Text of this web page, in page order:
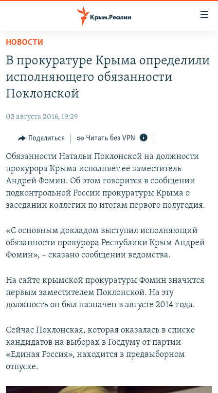
Вернуться
основному
содержанию
Вернутся
главной
навигации
Вернутся
поиску
СПЕЦПРОЕКТЫ
11 ЛЕТ ОККУПАЦИИ КРЫМА. 11 ИСТОРИЙ СОПРОТИВЛЕНИЯ
ВОДА
ЕЩЕ
ИНТЕРАКТИВ
ИНФОГРАФИКА
ТЕЛЕПРОЕКТ КРЫМ.РЕАЛИИ
СОВЕТЫ ПРАВОЗАЩИТНИКОВ
ПРОПАВШИЕ БЕЗ ВЕСТИ
ПОБЕДИТЕЛЕЙ НЕ СУДЯТ?
КРЫМ.НЕПОКОРЕННЫЙ
УКРАИНСКАЯ ПРОБЛЕМА КРЫМА
РАДІО СВОБОДА
КАК ОБОЙТИ БЛОКИРОВКУ
Українською
Qırımtatar
ПРИСОЕДИНЯЙТЕСЬ!
Все сайты RFE/RL
НОВОСТИ
В прокуратуре Крыма определили
исполняющего обязанности
Поклонской
03 августа 2016, 19:29
Поделиться Читать без VPN
Обязанности Натальи Поклонской на должности
прокурора Крыма исполняет ее заместитель
Андрей Фомин. Об этом говорится в сообщении
подконтрольной России прокуратуры Крыма о
заседании коллегии по итогам первого полугодия.
«С основным докладом выступил исполняющий
обязанности прокурора Республики Крым Андрей
Фомин», – сказано сообщении ведомства.
На сайте крымской прокуратуры Фомин значится
первым заместителем Поклонской. На эту
должность он был назначен в августе 2014 года.
Сейчас Поклонская, которая оказалась в списке
кандидатов на выборах в Госдуму от партии
«Единая Россия», находится в предвыборном
отпуске.